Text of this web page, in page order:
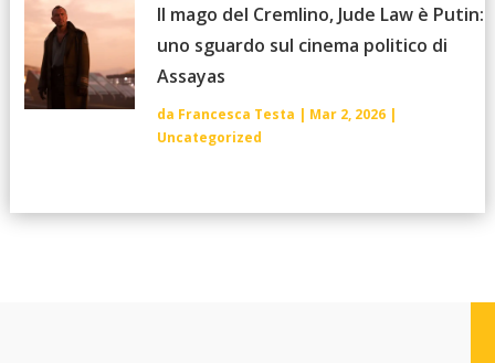
Il mago del Cremlino, Jude Law è Putin:
uno sguardo sul cinema politico di
Assayas
da Francesca Testa | Mar 2, 2026|
Uncategorized